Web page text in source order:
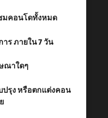
มคอนโดทั้งหมด
ร ภายใน 7 วัน
ณาใดๆ
รุง หรือตกแต่งคอน